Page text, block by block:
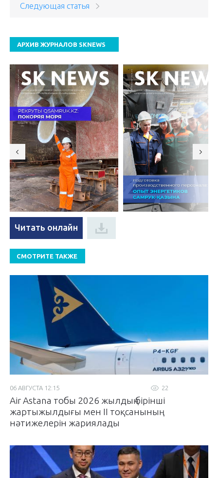
Следующая статья
АРХИВ ЖУРНАЛОВ SKNEWS
Читать онлайн
СМОТРИТЕ ТАКЖЕ
22
06 АВГУСТА 12:15
Air Astana тобы 2026 жылдың бірінші
жартыжылдығы мен II тоқсанының
нәтижелерін жариялады